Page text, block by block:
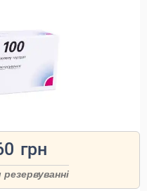
грн